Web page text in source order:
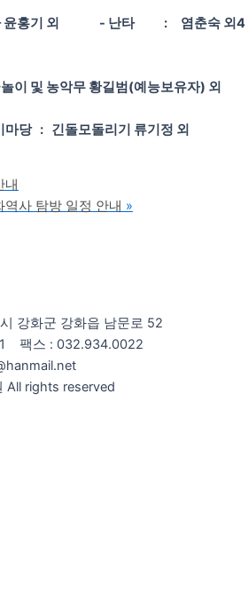
윤홍기 외
- 난타 : 염춘숙 외4
이 및 농악무 황길범(예능보유자) 외
당 : 긴돌모돌리기 류기정 외
내
역사 탐방 일정 안내 »
강화군 강화읍 남문로 52
팩스 : 032.934.0022
rights reserved